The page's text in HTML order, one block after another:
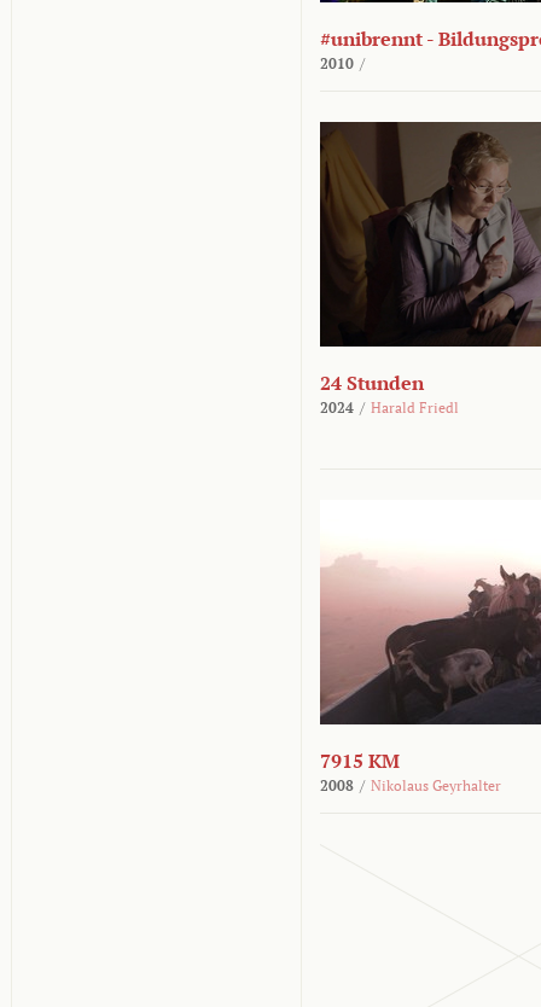
#unibrennt -
2010 /
24 Stunden
2024 / Harald Friedl
7915 KM
2008 / Nikolaus Geyrhalter